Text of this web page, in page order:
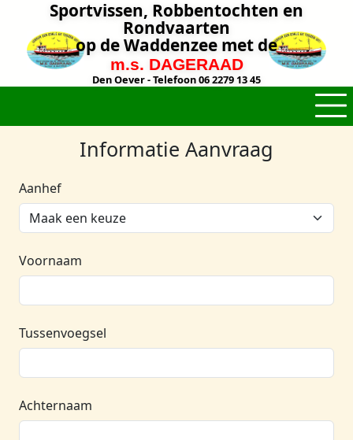
Sportvissen, Robbentochten en
Rondvaarten
op de Waddenzee met de
m.s. DAGERAAD
Den Oever - Telefoon 06 2279 13 45
Informatie Aanvraag
Aanhef
Voornaam
Tussenvoegsel
Achternaam